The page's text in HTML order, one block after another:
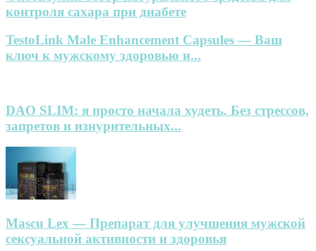
контроля сахара при диабете
TestoLink Male Enhancement Capsules — Ваш
ключ к мужскому здоровью и...
DAO SLIM: я просто начала худеть. Без стрессов,
запретов и изнурительных...
Mascu Lex — Препарат для улучшения мужской
сексуальной активности и здоровья